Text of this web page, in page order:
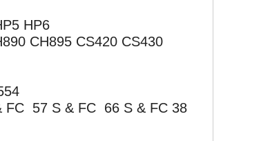
HP6
CH895 CS420 CS430
FC 57 S & FC 66 S & FC 38